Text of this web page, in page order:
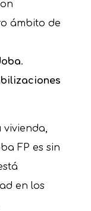
ámbito de
.
vivienda,
FP es sin
en los